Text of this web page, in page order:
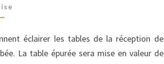
éclairer les tables de la réception de
La table épurée sera mise en valeur de